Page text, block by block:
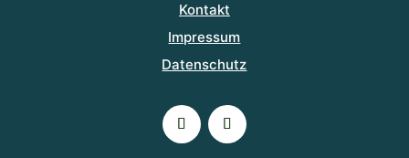
Kontakt
Impressum
Datenschutz